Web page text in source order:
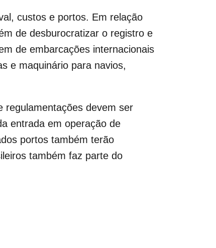
custos e portos. Em relação
de desburocratizar o registro e
de embarcações internacionais
e maquinário para navios,
regulamentações devem ser
entrada em operação de
portos também terão
também faz parte do